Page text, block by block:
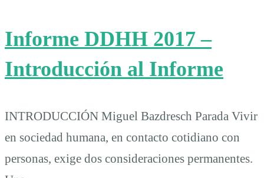
Informe DDHH 2017 –
Introducción al Informe
INTRODUCCIÓN Miguel Bazdresch Parada Vivir
en sociedad humana, en contacto cotidiano con
personas, exige dos consideraciones permanentes.